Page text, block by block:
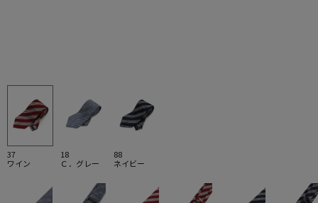
37
ワイン
18
Ｃ．グレー
88
ネイビー